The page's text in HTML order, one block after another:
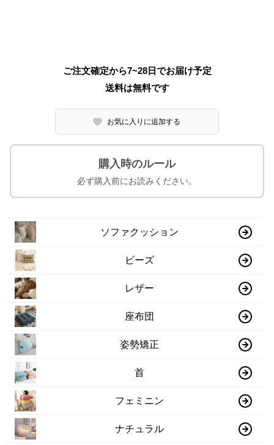
ご注文確定から7~28日でお届け予定
送料は無料です
お気に入りに追加する
購入時のルール
必ず購入前にお読みください。
ソファクッション
ビーズ
レザー
座布団
姿勢矯正
首
フェミニン
ナチュラル